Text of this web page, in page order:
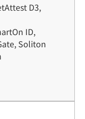
D3,
ID,
Soliton